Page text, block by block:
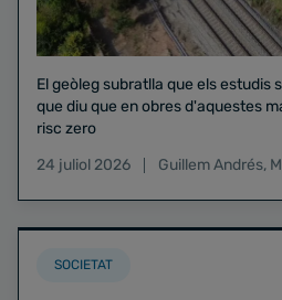
El geòleg subratlla que els estudis
que diu que en obres d'aquestes
risc zero
24 juliol 2026
Guillem Andrés,
SOCIETAT